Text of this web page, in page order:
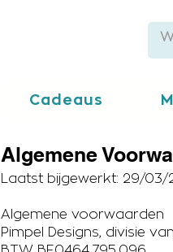
Cadeaus
Algemene
Laatst bijgewerkt: 29/03/
Algemene voorwaarden​
Pimpel Designs, divisie